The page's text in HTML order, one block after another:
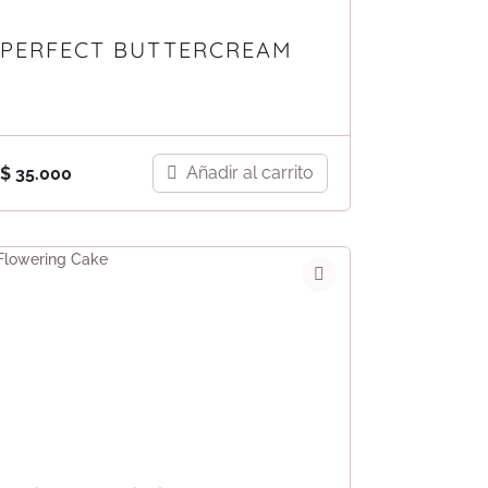
PERFECT BUTTERCREAM
$ 35.000 Añadir al carrito